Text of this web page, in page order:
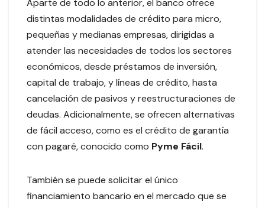
Aparte de todo lo anterior, el banco ofrece
distintas modalidades de crédito para micro,
pequeñas y medianas empresas, dirigidas a
atender las necesidades de todos los sectores
económicos, desde préstamos de inversión,
capital de trabajo, y líneas de crédito, hasta
cancelación de pasivos y reestructuraciones de
deudas. Adicionalmente, se ofrecen alternativas
de fácil acceso, como es el crédito de garantía
con pagaré, conocido como Pyme Fácil.
También se puede solicitar el único
financiamiento bancario en el mercado que se